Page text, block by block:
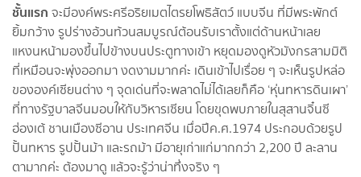
ชั้นแรก จะมีองค์พระศรีอริยเมตไตรยโพธิสัตว์ แบบจีน ที่มีพระพักต์
ยิ้มกว้าง รูปร่างอ้วนท้วนสมบูรณ์ต้อนรับเราตั้งแต่ด้านหน้าเลย
แหงนหน้ามองขึ้นไปข้างบนประตูทางเข้า หยุดมองดูหัวมังกรสามมิติ
ที่เหมือนจะพุ่งออกมา งดงามมากค่ะ เดินเข้าไปเรื่อย ๆ จะเห็นรูปหล่อ
ขององค์เซียนต่าง ๆ จุดเด่นที่จะพลาดไม่ได้เลยก็คือ ‘หุ่นทหารดินเผา’
ที่ทางรัฐบาลจีนมอบให้กับวิหารเซียน โดยขุดพบภายในสุสานจิ๋นซี
ฮ่องเต้ ชานเมืองซีอาน ประเทศจีน เมื่อปีค.ศ.1974 ประกอบด้วยรูป
ปั้นทหาร รูปปั้นม้า และรถม้า มีอายุเก่าแก่มากกว่า 2,200 ปี ละลาน
ตามากค่ะ ต้องมาดู แล้วจะรู้ว่าน่าทึ่งจริง ๆ